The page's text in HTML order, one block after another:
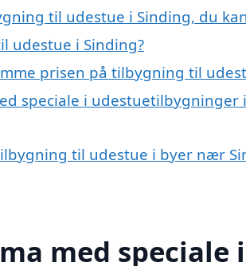
til udestue i Sinding, du
udestue i Sinding?
prisen på tilbygning til
speciale i udestuetilbygninger
til udestue i byer nær
med